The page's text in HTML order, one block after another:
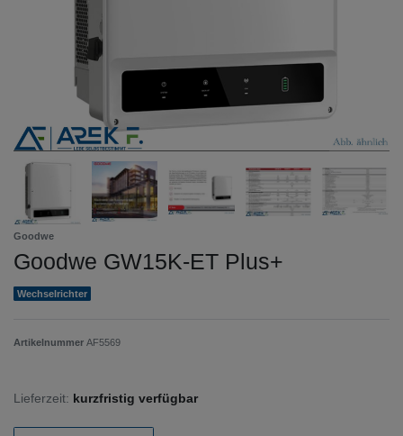
Goodwe
Goodwe GW15K-ET Plus+
Wechselrichter
Artikelnummer AF5569
Lieferzeit: kurzfristig verfügbar